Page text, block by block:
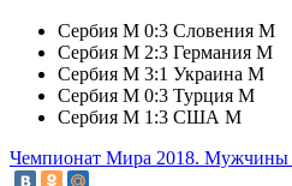
Сербия М 0:3 Словения М
Сербия М 2:3 Германия М
Сербия М 3:1 Украина М
Сербия М 0:3 Турция М
Сербия М 1:3 США М
Чемпионат Мира 2018. Мужчины